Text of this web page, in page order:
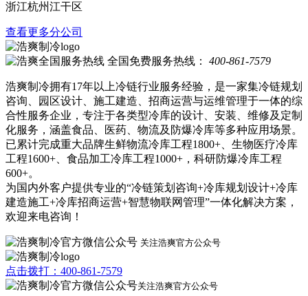
浙江杭州江干区
查看更多分公司
全国免费服务热线： 400-861-7579
浩爽制冷拥有17年以上冷链行业服务经验，是一家集冷链规划
咨询、园区设计、施工建造、招商运营与运维管理于一体的综
合性服务企业，专注于各类型冷库的设计、安装、维修及定制
化服务，涵盖食品、医药、物流及防爆冷库等多种应用场景。
已累计完成重大品牌生鲜物流冷库工程1800+、生物医疗冷库
工程1600+、食品加工冷库工程1000+，科研防爆冷库工程
600+。
为国内外客户提供专业的“冷链策划咨询+冷库规划设计+冷库
建造施工+冷库招商运营+智慧物联网管理”一体化解决方案，
欢迎来电咨询！
关注浩爽官方公众号
点击拨打：400-861-7579
关注浩爽官方公众号